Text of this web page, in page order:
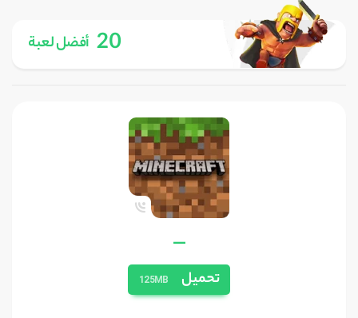
20 أفضل لعبة
—
تحميل 125MB